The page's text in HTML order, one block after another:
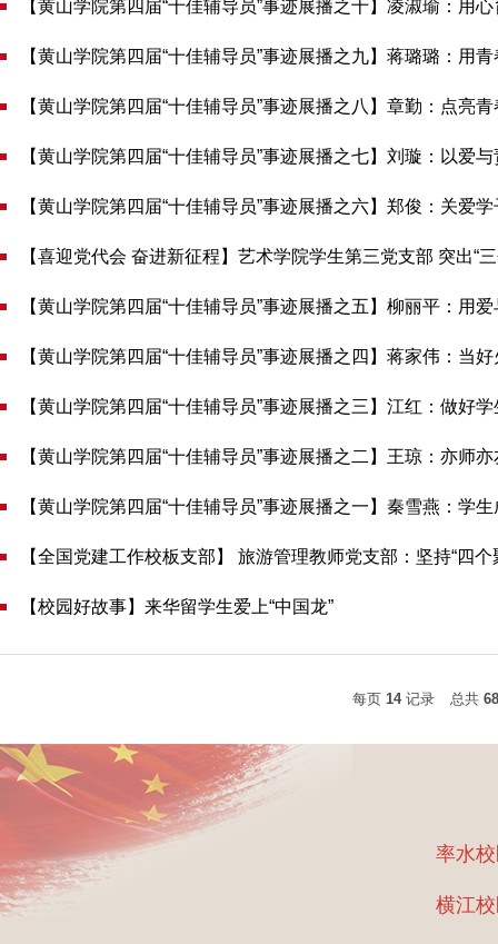
【黄山学院第四届“十佳辅导员”事迹展播之十】凌淑瑜：用
【黄山学院第四届“十佳辅导员”事迹展播之九】蒋璐璐：用
【黄山学院第四届“十佳辅导员”事迹展播之八】​章勤：点亮
【黄山学院第四届“十佳辅导员”事迹展播之七】刘璇：以爱
【黄山学院第四届“十佳辅导员”事迹展播之六】郑俊：关爱
【喜迎党代会 奋进新征程】艺术学院学生第三党支部 突出“
【黄山学院第四届“十佳辅导员”事迹展播之五】柳丽平：用
【黄山学院第四届“十佳辅导员”事迹展播之四】蒋家伟：当
【黄山学院第四届“十佳辅导员”事迹展播之三】江红：做好
【黄山学院第四届“十佳辅导员”事迹展播之二】王琼：亦师
【黄山学院第四届“十佳辅导员”事迹展播之一】​秦雪燕：学
【全国党建工作校板支部】 旅游管理教师党支部：坚持“四
【校园好故事】来华留学生爱上“中国龙”
每页 14记录 总共 68
率水
横江